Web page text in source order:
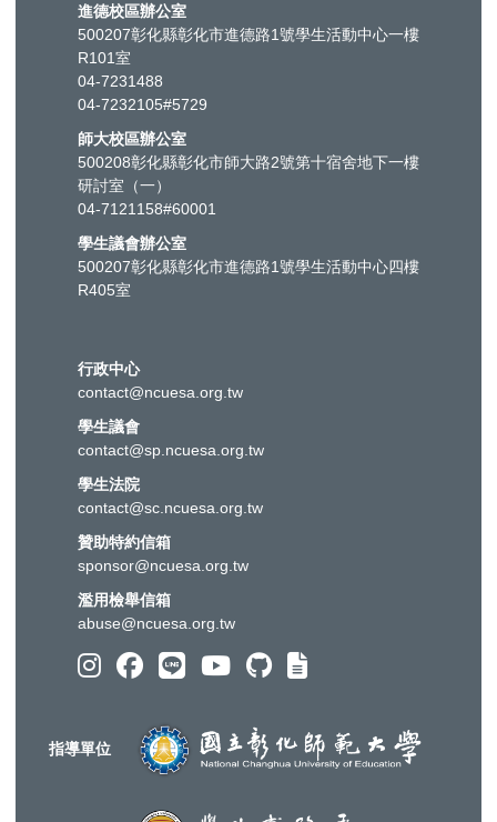
進德校區辦公室
500207彰化縣彰化市進德路1號學生活動中心一樓
R101室
04-7231488
04-7232105#5729
師大校區辦公室
500208彰化縣彰化市師大路2號第十宿舍地下一樓
研討室（一）
04-7121158#60001
學生議會辦公室
500207彰化縣彰化市進德路1號學生活動中心四樓
R405室
行政中心
contact@ncuesa.org.tw
學生議會
contact@sp.ncuesa.org.tw
學生法院
contact@sc.ncuesa.org.tw
贊助特約信箱
sponsor@ncuesa.org.tw
濫用檢舉信箱
abuse@ncuesa.org.tw
指導單位